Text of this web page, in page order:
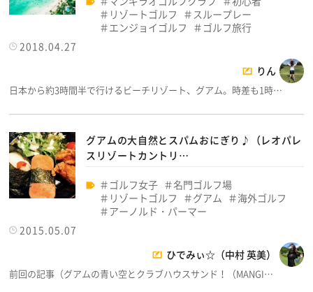
リゾートゴルフ
スループレー
エンジョイゴルフ
ゴルフ旅行
2018.04.27
りん
日本から約3時間半で行けるビーチリゾート、グアム。時差も1時…
グアムの大自然とスパムおにぎり♪（レオパレ
スリゾートカントリ…
ゴルフ女子
名門ゴルフ場
リゾートゴルフ
グアム
海外ゴルフ
アーノルド・パーマー
2015.05.07
ひでみぃ☆（中村 英美）
前回の記事（グアムの青い空とクラブハウスサンド！（MANGI…